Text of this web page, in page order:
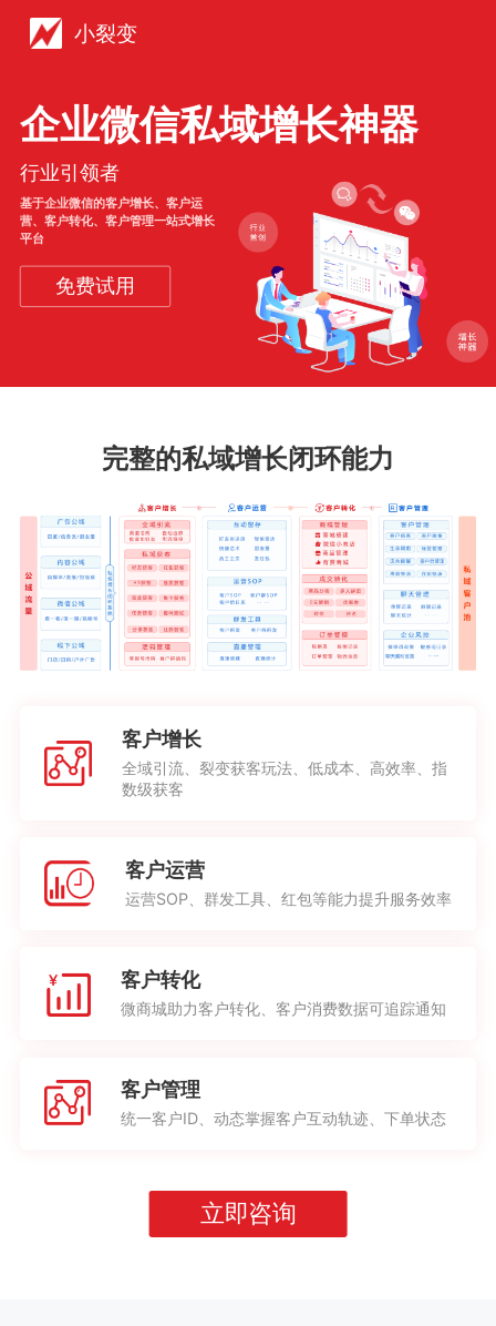
小裂变
企业微信私域增长神器
行业引领者
基于企业微信的客户增长、客户运
营、客户转化、客户管理一站式增长
平台
免费试用
完整的私域增长闭环能力
客户增长
全域引流、裂变获客玩法、低成本、高效率、指
数级获客
客户运营
运营SOP、群发工具、红包等能力提升服务效率
客户转化
微商城助力客户转化、客户消费数据可追踪通知
客户管理
统一客户ID、动态掌握客户互动轨迹、下单状态
立即咨询